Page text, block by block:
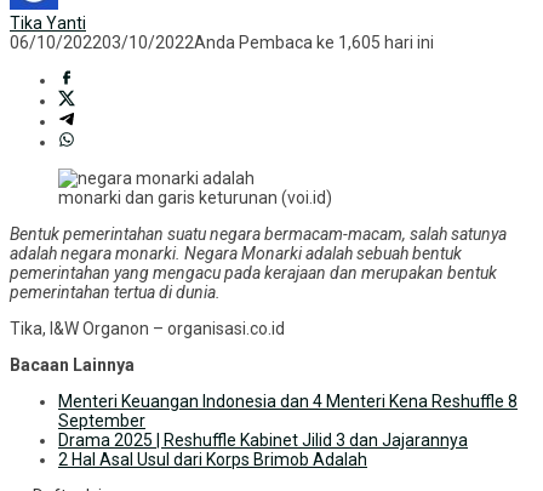
Tika Yanti
06/10/202203/10/2022Anda Pembaca ke 1,605 hari ini
monarki dan garis keturunan (voi.id)
Bentuk pemerintahan suatu negara bermacam-macam, salah satunya
adalah negara monarki. Negara Monarki adalah sebuah bentuk
pemerintahan yang mengacu pada kerajaan dan merupakan bentuk
pemerintahan tertua di dunia.
Tika, I&W Organon – organisasi.co.id
Bacaan Lainnya
Menteri Keuangan Indonesia dan 4 Menteri Kena Reshuffle 8
September
Drama 2025 | Reshuffle Kabinet Jilid 3 dan Jajarannya
2 Hal Asal Usul dari Korps Brimob Adalah